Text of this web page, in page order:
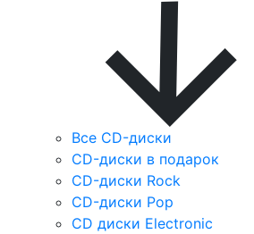
Все CD-диски
CD-диски в подарок
CD-диски Rock
CD-диски Pop
CD диски Electronic